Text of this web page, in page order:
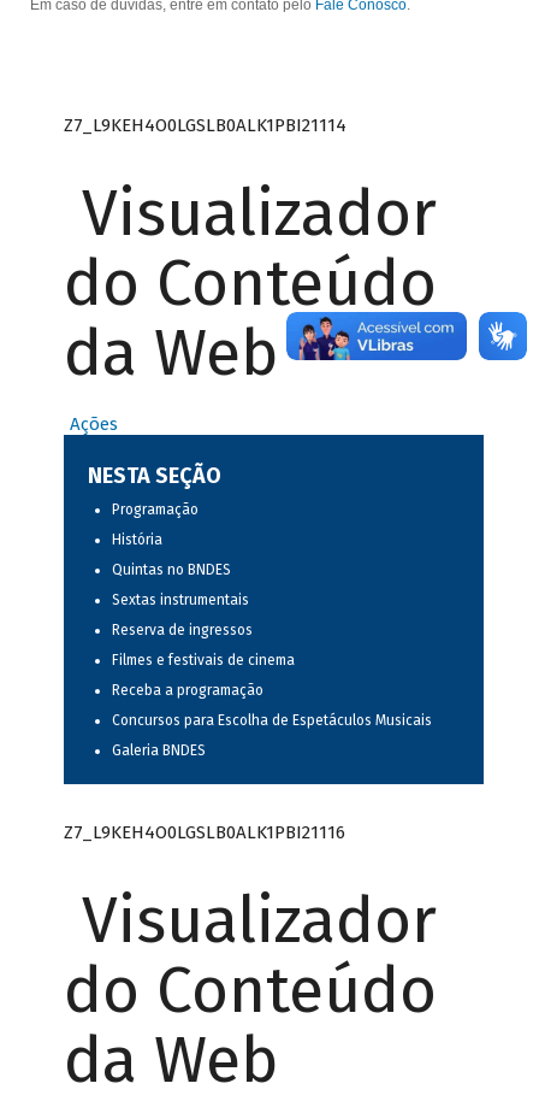
Em caso de dúvidas, entre em contato pelo Fale Conosco.
Z7_L9KEH4O0LGSLB0ALK1PBI21114
Visualizador
do Conteúdo
da Web
Ações
NESTA SEÇÃO
Programação
História
Quintas no BNDES
Sextas instrumentais
Reserva de ingressos
Filmes e festivais de cinema
Receba a programação
Concursos para Escolha de Espetáculos Musicais
Galeria BNDES
Z7_L9KEH4O0LGSLB0ALK1PBI21116
Visualizador
do Conteúdo
da Web